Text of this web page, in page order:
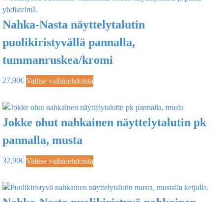
Nahka-Nasta näyttelytalutin
puolikiristyvällä pannalla,
tummanruskea/kromi
27,90€ Valitse vaihtoehdoista
Jokke ohut nahkainen näyttelytalutin pk
pannalla, musta
32,90€ Valitse vaihtoehdoista